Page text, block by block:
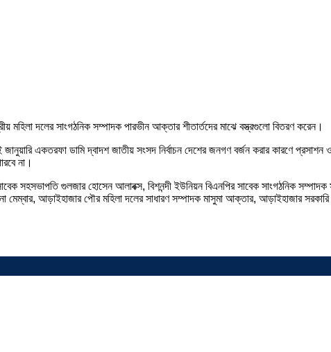
মহিলা দলের সাংগঠনিক সম্পাদক পারভীন আক্তার শীতার্তদের মাঝে বস্ত্রগুলো বিতরণ করেন।
একতরফা ডামি দ্বাদশ জাতীয় সংসদ নির্বাচন দেশের জনগণ বর্জন করার কারণে প্রসাশন
না।
গুলজার হোসেন আলাবক্স, বিশনন্দী ইউনিয়ন বিএনপির সাবেক সাংগঠনিক সম্পাদক
মেম্বার, আড়াইহাজার পৌর মহিলা দলের সাধারণ সম্পাদক মাসুমা আক্তার, আড়াইহাজার